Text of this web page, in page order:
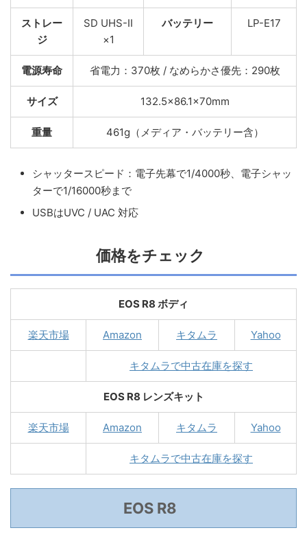
ストレー
ジ
SD UHS-II
×1
バッテリー LP-E17
電源寿命 省電力：370枚 / なめらかさ優先：290枚
サイズ 132.5×86.1×70mm
重量 461g（メディア・バッテリー含）
シャッタースピード：電子先幕で1/4000秒、電子シャッ
ターで1/16000秒まで
USBはUVC / UAC 対応
価格をチェック
EOS R8 ボディ
楽天市場 Amazon キタムラ Yahoo
キタムラで中古在庫を探す
EOS R8 レンズキット
楽天市場 Amazon キタムラ Yahoo
キタムラで中古在庫を探す
EOS R8